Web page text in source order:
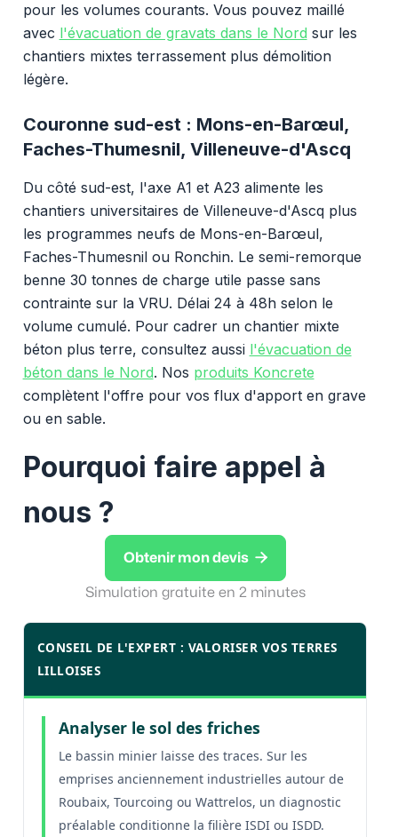
pour les volumes courants. Vous pouvez maillé
avec l'évacuation de gravats dans le Nord sur les
chantiers mixtes terrassement plus démolition
légère.
Couronne sud-est : Mons-en-Barœul,
Faches-Thumesnil, Villeneuve-d'Ascq
Du côté sud-est, l'axe A1 et A23 alimente les
chantiers universitaires de Villeneuve-d'Ascq plus
les programmes neufs de Mons-en-Barœul,
Faches-Thumesnil ou Ronchin. Le semi-remorque
benne 30 tonnes de charge utile passe sans
contrainte sur la VRU. Délai 24 à 48h selon le
volume cumulé. Pour cadrer un chantier mixte
béton plus terre, consultez aussi l'évacuation de
béton dans le Nord. Nos produits Koncrete
complètent l'offre pour vos flux d'apport en grave
ou en sable.
Pourquoi faire appel à
nous ?
Obtenir mon devis 
Simulation gratuite en 2 minutes
CONSEIL DE L'EXPERT : VALORISER VOS TERRES
LILLOISES
Analyser le sol des friches
Le bassin minier laisse des traces. Sur les
emprises anciennement industrielles autour de
Roubaix, Tourcoing ou Wattrelos, un diagnostic
préalable conditionne la filière ISDI ou ISDD.